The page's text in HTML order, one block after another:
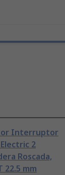
Interruptor
2
Roscada,
22.5 mm